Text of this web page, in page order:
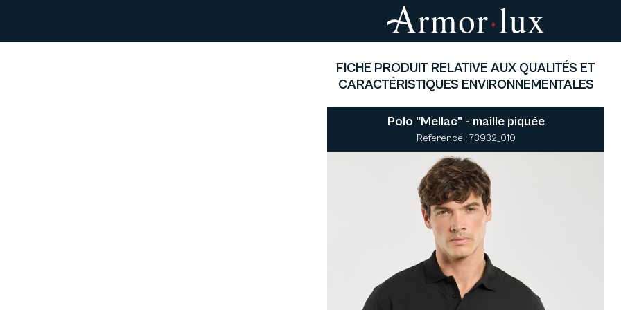
FICHE PRODUIT RELATIVE AUX QUALITÉS ET
CARACTÉRISTIQUES ENVIRONNEMENTALES
Polo "Mellac" - maille piquée
Reference : 73932_010